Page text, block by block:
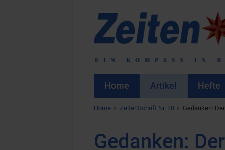
Home Artikel Hefte
Home ZeitenSchrift Nr. 28 Gedanken:
Gedanken: